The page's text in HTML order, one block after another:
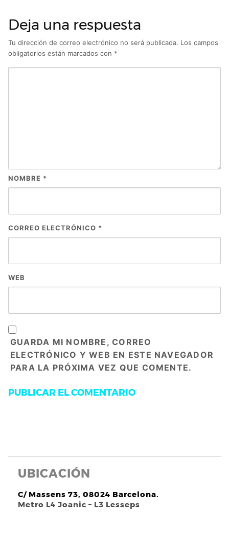
Deja una respuesta
Tu dirección de correo electrónico no será publicada. Los campos
obligatorios están marcados con *
NOMBRE *
CORREO ELECTRÓNICO *
WEB
GUARDA MI NOMBRE, CORREO
ELECTRÓNICO Y WEB EN ESTE NAVEGADOR
PARA LA PRÓXIMA VEZ QUE COMENTE.
UBICACIÓN
C/ Massens 73, 08024 Barcelona.
Metro L4 Joanic – L3 Lesseps